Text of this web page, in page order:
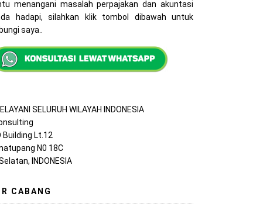
menangani masalah perpajakan dan akuntasi
hadapi, silahkan klik tombol dibawah untuk
saya..
SELURUH WILAYAH INDONESIA
Building Lt.12
N0 18C
INDONESIA
CABANG